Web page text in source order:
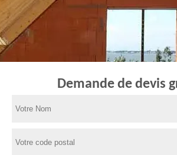
Demande de devis